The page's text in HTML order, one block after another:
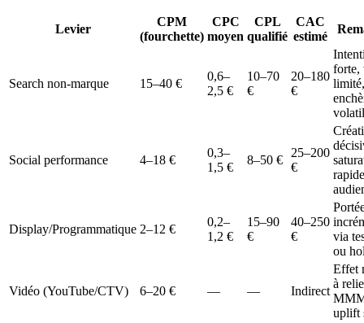
Levier
CPM
(fourchette)
CPC
moyen
CPL
qualifié
CAC
estimé
Search non-marque 15–40 €
0,6–
2,5 €
10–70
€
20–180
€
forte,
limité,
Social performance 4–18 €
0,3–
1,5 €
8–50 €
25–200
€
Display/Programmatique 2–12 €
0,2–
1,2 €
15–90
€
40–250
€
via
ou
Vidéo (YouTube/CTV) 6–20 € — — Indirect
Effet
à
uplift